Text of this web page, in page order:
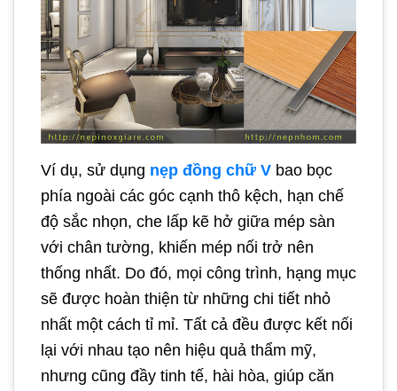
Ví dụ, sử dụng nẹp đồng chữ V bao bọc
phía ngoài các góc cạnh thô kệch, hạn chế
độ sắc nhọn, che lấp kẽ hở giữa mép sàn
với chân tường, khiến mép nối trở nên
thống nhất. Do đó, mọi công trình, hạng mục
sẽ được hoàn thiện từ những chi tiết nhỏ
nhất một cách tỉ mỉ. Tất cả đều được kết nối
lại với nhau tạo nên hiệu quả thẩm mỹ,
nhưng cũng đầy tinh tế, hài hòa, giúp căn